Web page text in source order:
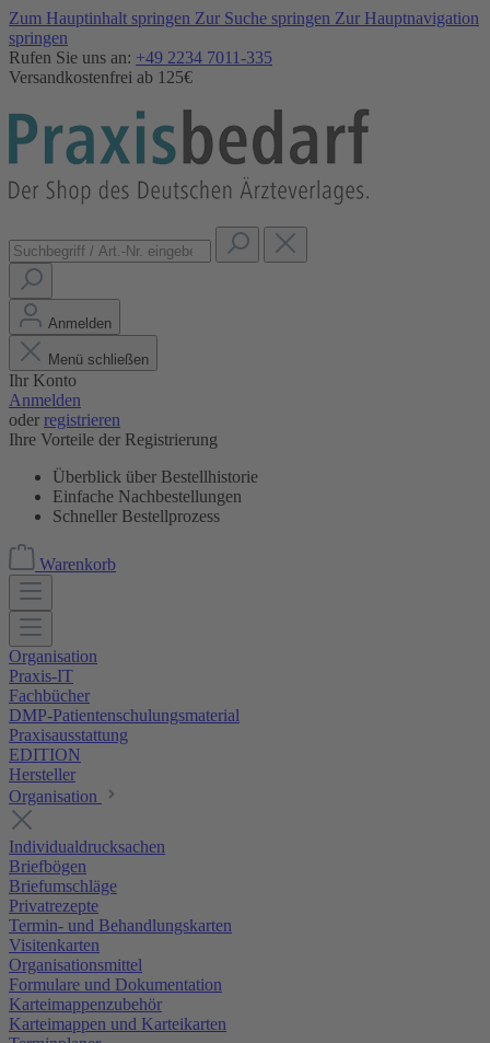
Zum Hauptinhalt springen Zur Suche springen Zur Hauptnavigation
springen
Rufen Sie uns an: +49 2234 7011-335
Versandkostenfrei ab 125€
Anmelden
Menü schließen
Ihr Konto
Anmelden
oder registrieren
Ihre Vorteile der Registrierung
Überblick über Bestellhistorie
Einfache Nachbestellungen
Schneller Bestellprozess
Warenkorb
Organisation
Praxis-IT
Fachbücher
DMP-Patientenschulungsmaterial
Praxisausstattung
EDITION
Hersteller
Organisation
Individualdrucksachen
Briefbögen
Briefumschläge
Privatrezepte
Termin- und Behandlungskarten
Visitenkarten
Organisationsmittel
Formulare und Dokumentation
Karteimappenzubehör
Karteimappen und Karteikarten